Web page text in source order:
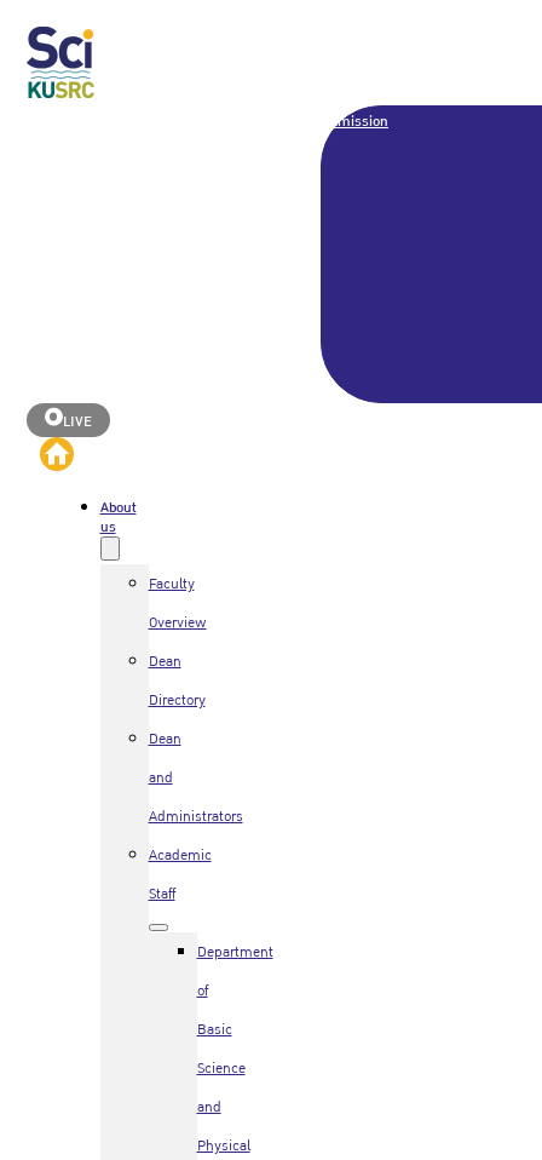
Admission
LIVE
About
us
Faculty
Overview
Dean
Directory
Dean
and
Administrators
Academic
Staff
Department
of
Basic
Science
and
Physical